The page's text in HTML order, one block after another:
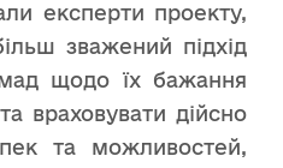
експерти проекту,
зважений підхід
щодо їх бажання
враховувати дійсно
та можливостей,